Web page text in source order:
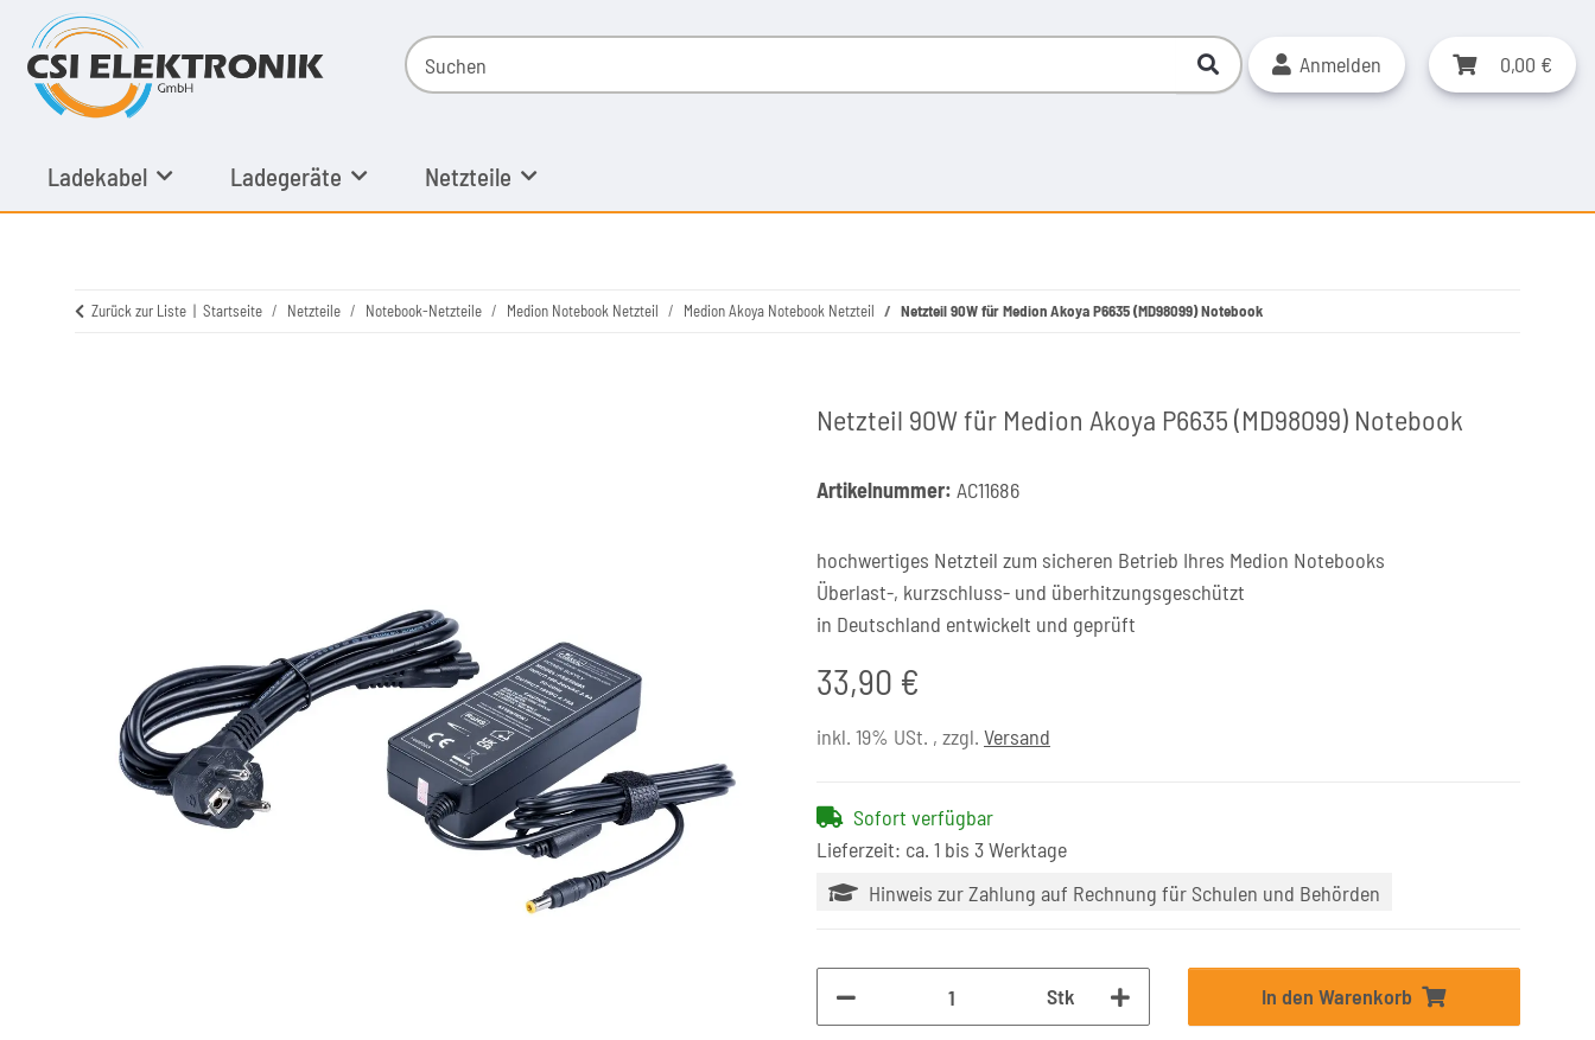
Anmelden 0,00 €
Ladekabel Ladegeräte Netzteile
Zurück zur Liste Startseite Netzteile Notebook-Netzteile Medion Notebook Netzteil Medion Akoya Notebook Netzteil Netzteil 90W für Medion Akoya P6635 (MD98099) Notebook
Netzteil 90W für Medion Akoya P6635 (MD98099) Notebook
Artikelnummer: AC11686
hochwertiges Netzteil zum sicheren Betrieb Ihres Medion Notebooks
Überlast-, kurzschluss- und überhitzungsgeschützt
in Deutschland entwickelt und geprüft
33,90 €
inkl. 19% USt. , zzgl. Versand
Sofort verfügbar
Lieferzeit: ca. 1 bis 3 Werktage
Hinweis zur Zahlung auf Rechnung für Schulen und Behörden
Stk In den Warenkorb